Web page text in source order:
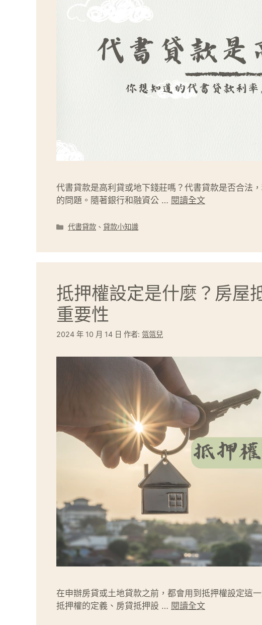
代書貸款是高利貸或地下錢莊嗎？代書貸款是否合法
的問題。隨著銀行和融資公 … 閱讀全文
分
代書貸款 、貸款小知識
抵押權設定是什麼？房屋
重要性
2024 年 10 月 14 日 作者: 瓴瓴兒
在申辦房貸或土地貸款之前，都會用到抵押權設定這
抵押權的定義、房貸抵押設 … 閱讀全文